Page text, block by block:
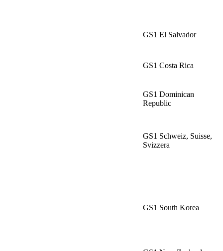
GS1 El Salvador
GS1 Costa Rica
GS1 Dominican
Republic
GS1 Schweiz, Suisse,
Svizzera
GS1 South Korea